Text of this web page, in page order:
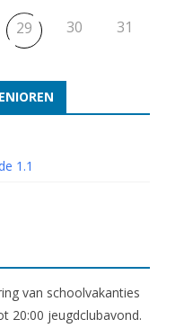
29 30 31
1.1
van schoolvakanties
20:00 jeugdclubavond.